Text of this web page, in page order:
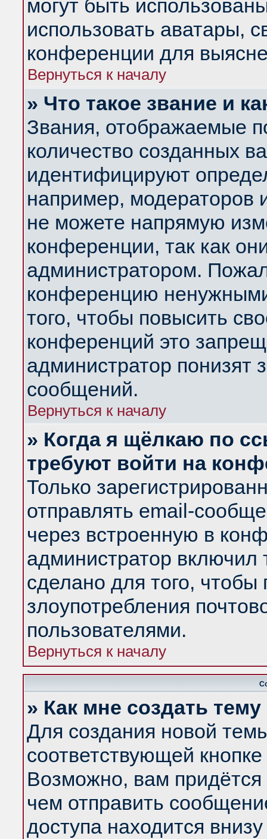
могут быть
использовать аватары,
конференции для
Вернуться к началу
» Что такое звание и
Звания, отображаемые
количество созданных
идентифицируют
например, модераторов
не можете напрямую
конференции, так как
администратором.
конференцию
того, чтобы повысить
конференций это
администратор понизят
сообщений.
Вернуться к началу
» Когда я щёлкаю по
требуют войти на
Только
отправлять email-
через встроенную в
администратор
сделано для того, чтобы
злоупотребления
пользователями.
Вернуться к началу
» Как мне создать
Для создания новой
соответствующей
Возможно, вам придётся
чем отправить
доступа находится